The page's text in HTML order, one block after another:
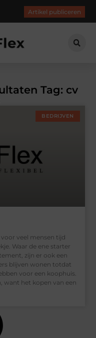
Artikel publiceren
Tag: cv
BEDRIJVEN
veel mensen tijd
Waar de ene starter
zijn er ook een
blijven wonen totdat
voor een koophuis.
want het kopen van een